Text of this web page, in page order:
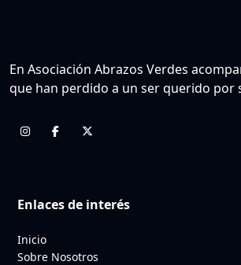
En Asociación Abrazos Verdes
que han perdido a un ser querido por
Enlaces de interés
Inicio
Sobre Nosotros